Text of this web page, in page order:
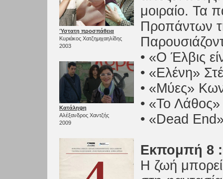
Ύστατη προσπάθεια
Κυριάκος Χατζημιχαηλίδης
2003
Κατάληψη
Αλέξανδρος Χαντζής
2009
μοιραίο. Τα
Προπάντων
• «Ο Έλβις
• «Ελένη»
• «Μύες»
• «Το
• «Dead
Εκπομπή 8
Η ζωή μπορεί